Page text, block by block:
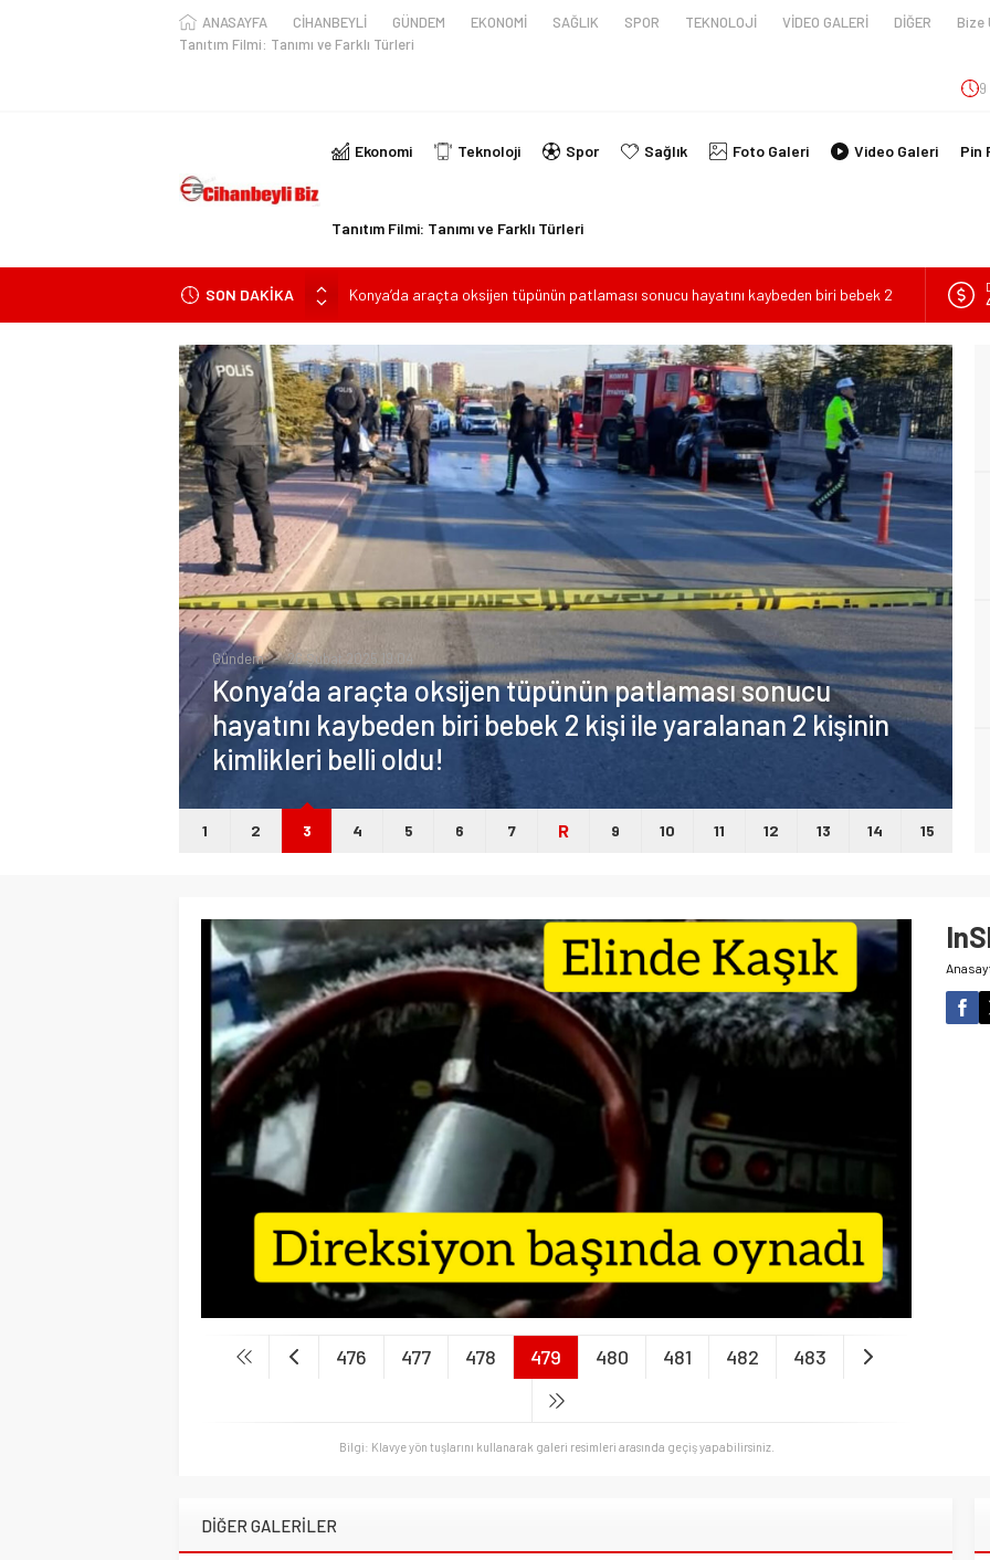
ANASAYFA CİHANBEYLİ GÜNDEM EKONOMİ SAĞLIK SPOR TEKNOLOJİ VİDEO GALERİ DİĞER Bize
Tanıtım Filmi: Tanımı ve Farklı Türleri
9
Ekonomi Teknoloji Spor Sağlık Foto Galeri Video Galeri Pin
Tanıtım Filmi: Tanımı ve Farklı Türleri
SON DAKİKA
Konya’da araçta oksijen tüpünün patlaması sonucu hayatını kaybeden biri bebek 2
KULU’DA HAFİF TİCARİ ARAÇ TAKLA ATTI: 2’Sİ ÇOCUK, 3 YARALI
Trafik Kazasinda Yaralanmıştı, Tedavi gördüğü Hastanede Hayatını Kaybetti
Başkan Adayı Kemal Tekin Sahada Ziyaretlerini Yoğunlaştırdı
Konyalı Çiftci Feci şekilde Can Verdi
Gündem 26 Şubat 2025 19:04
Konya’da araçta oksijen tüpünün patlaması sonucu
hayatını kaybeden biri bebek 2 kişi ile yaralanan 2 kişinin
kimlikleri belli oldu!
1 2 3 4 5 6 7 R 9 10 11 12 13 14 15
476 477 478 479 480 481 482 483
Bilgi: Klavye yön tuşlarını kullanarak galeri resimleri arasında geçiş yapabilirsiniz.
DİĞER GALERİLER